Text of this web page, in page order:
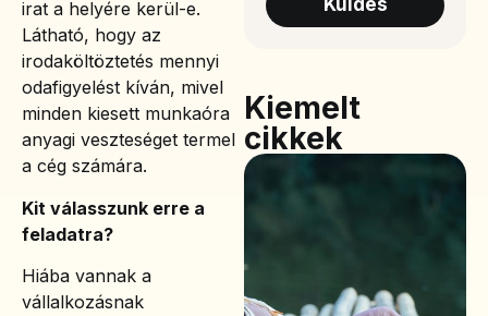
irat a helyére kerül-e.
Látható, hogy az
irodaköltöztetés mennyi
odafigyelést kíván, mivel
minden kiesett munkaóra
anyagi veszteséget termel
a cég számára.
Kit válasszunk erre a
feladatra?
Hiába vannak a
vállalkozásnak
Küldés
Kiemelt
cikkek